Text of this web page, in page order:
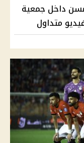
مسن داخل جمعية
متداول